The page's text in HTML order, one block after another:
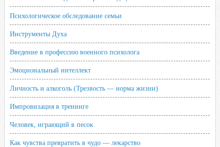
Психологическое обследование семьи
Инструменты Духа
Введение в профессию военного психолога
Эмоциональный интеллект
Личность и алкоголь (Трезвость — норма жизни)
Импровизация в тренинге
Человек, играющий в песок
Как чувства превратить в чудо — лекарство